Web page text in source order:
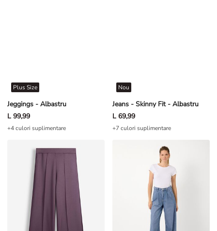
Jeggings - Albastru
Plus Size
L 99,99
+4 culori suplimentare
Jeans - Skinny Fit - Albastru
Nou
L 69,99
+7 culori suplimentare